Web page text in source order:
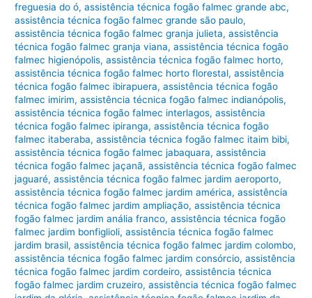
freguesia do ó,assistência técnica fogão falmec grande abc,
assistência técnica fogão falmec grande são paulo,
assistência técnica fogão falmec granja julieta,assistência
técnica fogão falmec granja viana,assistência técnica fogão
falmec higienópolis,assistência técnica fogão falmec horto,
assistência técnica fogão falmec horto florestal,assistência
técnica fogão falmec ibirapuera,assistência técnica fogão
falmec imirim,assistência técnica fogão falmec indianópolis,
assistência técnica fogão falmec interlagos,assistência
técnica fogão falmec ipiranga,assistência técnica fogão
falmec itaberaba,assistência técnica fogão falmec itaim bibi,
assistência técnica fogão falmec jabaquara,assistência
técnica fogão falmec jaçanã,assistência técnica fogão falmec
jaguaré,assistência técnica fogão falmec jardim aeroporto,
assistência técnica fogão falmec jardim américa,assistência
técnica fogão falmec jardim ampliação,assistência técnica
fogão falmec jardim anália franco,assistência técnica fogão
falmec jardim bonfiglioli,assistência técnica fogão falmec
jardim brasil,assistência técnica fogão falmec jardim colombo,
assistência técnica fogão falmec jardim consórcio,assistência
técnica fogão falmec jardim cordeiro,assistência técnica
fogão falmec jardim cruzeiro,assistência técnica fogão falmec